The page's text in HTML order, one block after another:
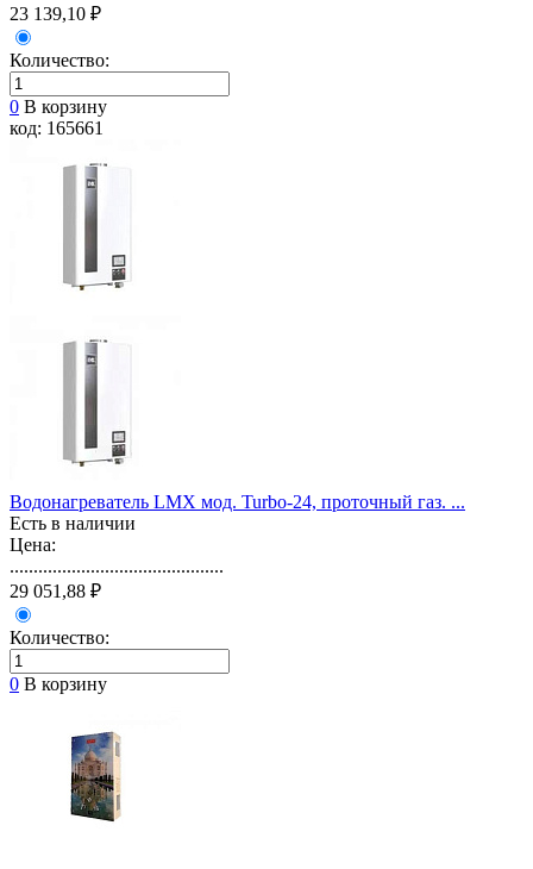
23 139,10 ₽
Количество:
0 В корзину
код: 165661
Водонагреватель LMX мод. Turbo-24, проточный газ. ...
Есть в наличии
Цена:
.............................................
29 051,88 ₽
Количество:
0 В корзину